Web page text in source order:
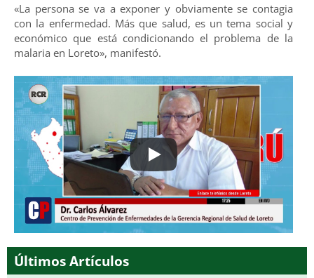
«La persona se va a exponer y obviamente se contagia
con la enfermedad. Más que salud, es un tema social y
económico que está condicionando el problema de la
malaria en Loreto», manifestó.
Últimos Artículos